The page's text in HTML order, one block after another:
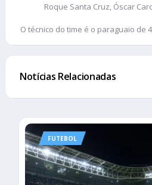
Roque Santa Cruz, Óscar
O técnico do time é o paraguaio de
Notícias Relacionadas
FUTEBOL